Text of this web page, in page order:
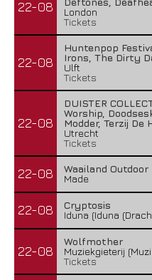
22-08
London
Tickets
22-08
Huntenpop
Irons, The Dirty
Ulft
Tickets
22-08
DUISTER
Worship,
Modder, Terzij De
Utrecht
Tickets
22-08
Waailand
Made
22-08
Cryptosis
Iduna (Iduna
22-08
Wolfmother
Muziekgieterij
Tickets